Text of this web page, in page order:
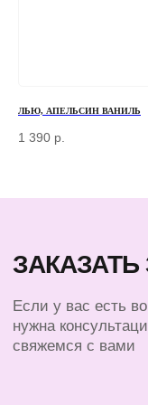
ЛЬЮ, АПЕЛЬСИН ВАНИЛЬ
1 390 р.
MAX
БАРИСТА